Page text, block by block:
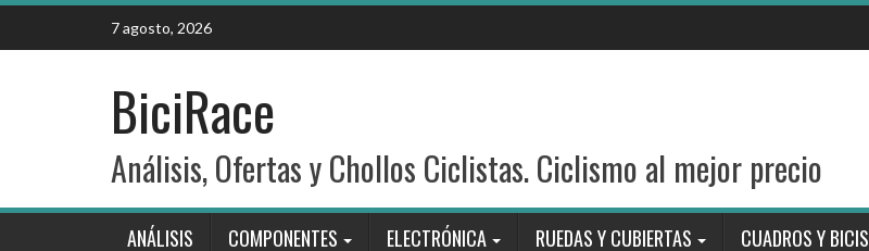
Skip
content
7 agosto, 2026
BiciRace
Análisis, Ofertas y Chollos Ciclistas. Ciclismo al mejor precio
ANÁLISIS COMPONENTES ELECTRÓNICA RUEDAS Y CUBIERTAS CUADROS Y BICIS